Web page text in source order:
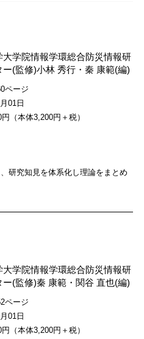
大学院情報学環総合防災情報研
ー(監修)小林 秀行 ・秦 康範(編)
ページ
01日
（本体3,200円＋税）
研究知見を体系化し理論をまとめ
大学院情報学環総合防災情報研
ー(監修)秦 康範 ・ 関谷 直也(編)
ページ
01日
（本体3,200円＋税）